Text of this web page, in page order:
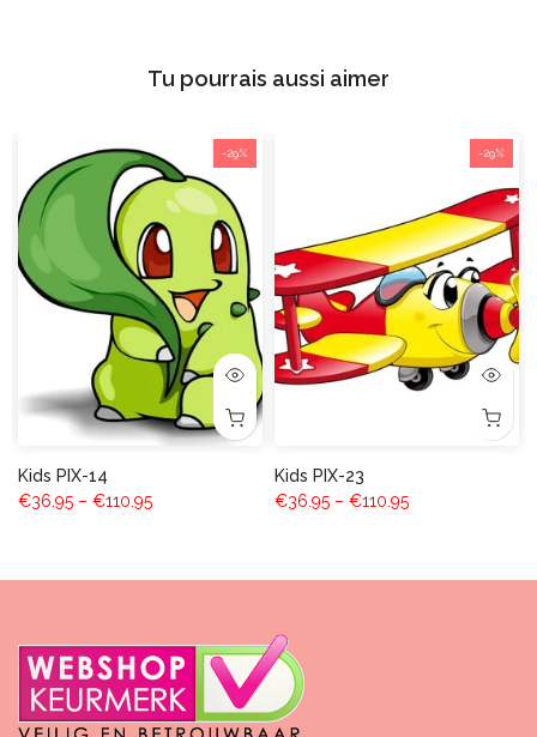
Tu pourrais aussi aimer
-29%
Kids PIX-14
€36.95 – €110.95
-29%
Kids PIX-23
€36.95 – €110.95